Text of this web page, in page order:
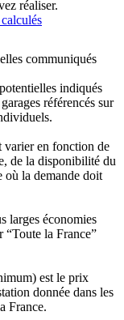
réaliser.
communiqués
indiqués
référencés sur
varier en fonction de
de la disponibilité du
où la demande doit
larges économies
“Toute la France”
est le prix
donnée dans les
France.